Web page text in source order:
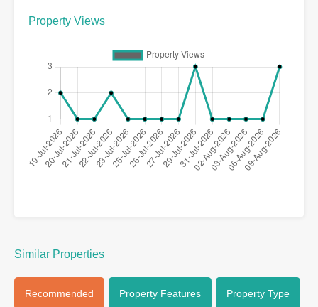
Property Views
Similar Properties
Recommended Property Features Property Type